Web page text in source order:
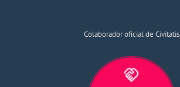
Colaborador oficial de Civitatis